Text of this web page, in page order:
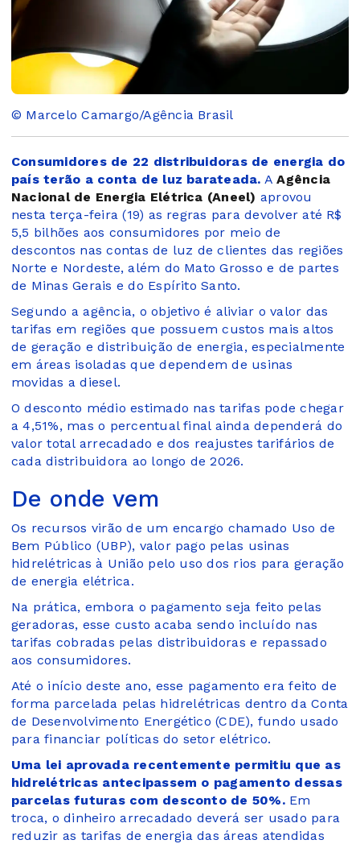
© Marcelo Camargo/Agência Brasil
Consumidores de 22 distribuidoras de energia do
país terão a conta de luz barateada. AAgência
Nacional de Energia Elétrica (Aneel) aprovou
nesta terça-feira (19) as regras para devolver até R$
5,5 bilhões aos consumidores por meio de
descontos nas contas de luz de clientes das regiões
Norte e Nordeste, além do Mato Grosso e de partes
de Minas Gerais e do Espírito Santo.
Segundo a agência, o objetivo é aliviar o valor das
tarifas em regiões que possuem custos mais altos
de geração e distribuição de energia, especialmente
em áreas isoladas que dependem de usinas
movidas a diesel.
O desconto médio estimado nas tarifas pode chegar
a 4,51%, mas o percentual final ainda dependerá do
valor total arrecadado e dos reajustes tarifários de
cada distribuidora ao longo de 2026.
De onde vem
Os recursos virão de um encargo chamado Uso de
Bem Público (UBP), valor pago pelas usinas
hidrelétricas à União pelo uso dos rios para geração
de energia elétrica.
Na prática, embora o pagamento seja feito pelas
geradoras, esse custo acaba sendo incluído nas
tarifas cobradas pelas distribuidoras e repassado
aos consumidores.
Até o início deste ano, esse pagamento era feito de
forma parcelada pelas hidrelétricas dentro da Conta
de Desenvolvimento Energético (CDE), fundo usado
para financiar políticas do setor elétrico.
Uma lei aprovada recentemente permitiu que as
hidrelétricas antecipassem o pagamento dessas
parcelas futuras com desconto de 50%.Em
troca, o dinheiro arrecadado deverá ser usado para
reduzir as tarifas de energia das áreas atendidas